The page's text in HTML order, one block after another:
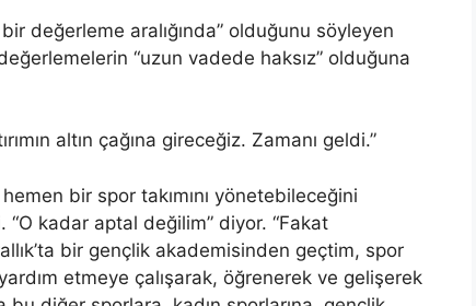
değerleme aralığında” olduğunu söyleyen
“uzun vadede haksız” olduğuna
altın çağına gireceğiz. Zamanı geldi.”
bir spor takımını yönetebileceğini
“O kadar aptal değilim” diyor. “Fakat
bir gençlik akademisinden geçtim, spor
etmeye çalışarak, öğrenerek ve gelişerek